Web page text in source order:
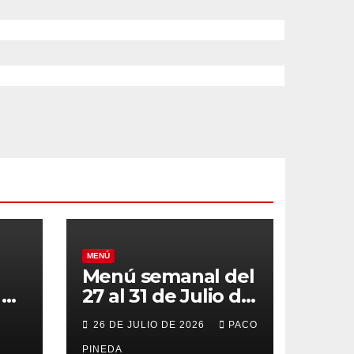
MENÚ
Menú semanal del
27 al 31 de Julio de
2026
26 DE JULIO DE 2026 PACO
PINEDA